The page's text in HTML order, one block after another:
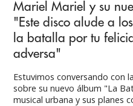
Mariel Mariel y su
"Este disco alude a
la batalla por tu
adversa"
Estuvimos conversando con
sobre su nuevo álbum "La
musical urbana y sus planes